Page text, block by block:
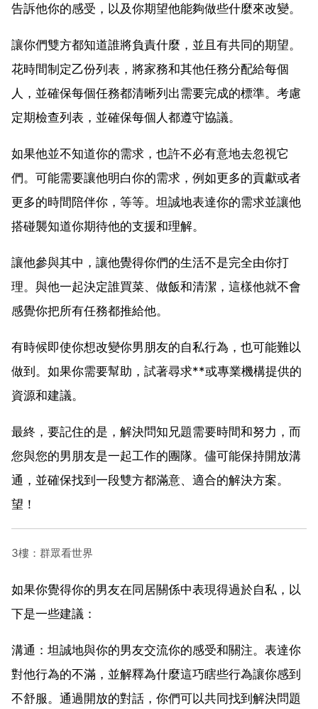
告訴他你的感受，以及你期望他能夠做些什麼來改變。
讓你們雙方都知道誰將負責什麼，並且有共同的期望。
花時間制定乙份列表，將家務和其他任務分配給每個
人，並確保每個任務都清晰列出需要完成的標準。考慮
定期檢查列表，並確保每個人都遵守協議。
如果他並不知道你的需求，也許不必有意地去忽視它
們。可能需要讓他明白你的需求，例如更多的貢獻或者
更多的時間陪伴你，等等。坦誠地表達你的需求並讓他
搭碰襲知道你期待他的支援和理解。
讓他參與其中，讓他覺得你們的生活不是完全由你打
理。與他一起決定誰買菜、做飯和清潔，這樣他就不會
感覺你把所有任務都推給他。
有時候即使你想改變你男朋友的自私行為，也可能難以
做到。如果你需要幫助，試著尋求**或專業機構提供的
資源和建議。
最終，要記住的是，解決問知兄題需要時間和努力，而
您與您的男朋友是一起工作的團隊。儘可能保持開放溝
通，並確保找到一段雙方都滿意、適合的解決方案。
望！
3樓：群眾看世界
如果你覺得你的男友在同居關係中表現得過於自私，以
下是一些建議：
溝通：坦誠地與你的男友交流你的感受和關注。表達你
對他行為的不滿，並解釋為什麼這巧瞎些行為讓你感到
不舒服。通過開放的對話，你們可以共同找到解決問題